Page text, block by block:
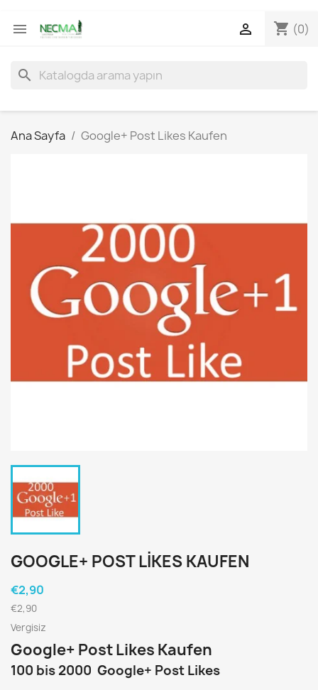
 shopping_cart (0)

search
Ana Sayfa Google+ Post Likes Kaufen
GOOGLE+ POST LIKES KAUFEN
€2,90
€2,90
Vergisiz
Google+ Post Likes Kaufen
100 bis 2000 Google+ Post Likes